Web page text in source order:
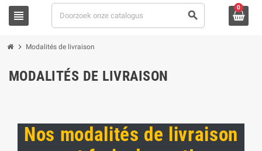
view_headline search
0
chevron_right Modalités de livraison
MODALITÉS DE LIVRAISON
Nos modalités de livraison